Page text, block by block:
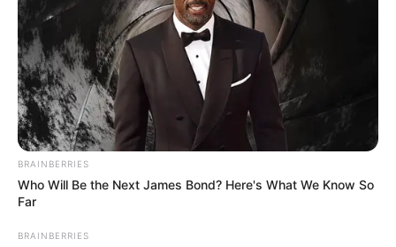
BRAINBERRIES
Who Will Be the Next James Bond? Here's What We Know So
Far
BRAINBERRIES